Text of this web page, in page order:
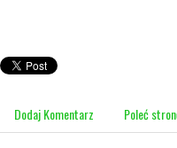
Dodaj Komentarz Poleć